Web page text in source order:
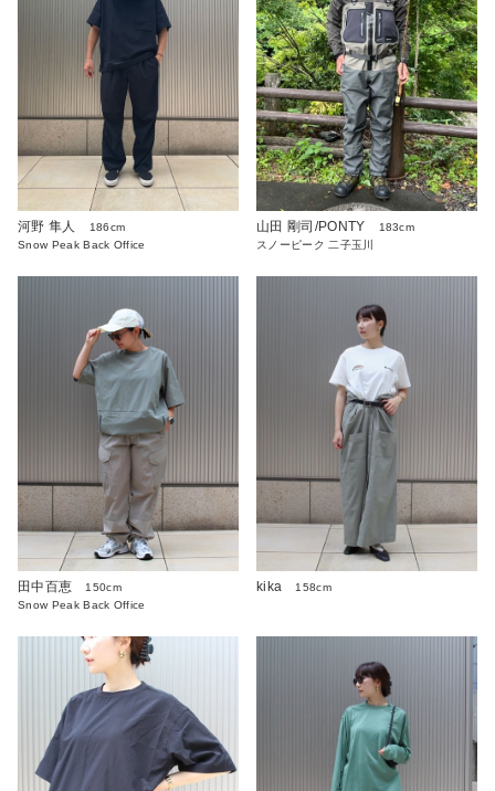
河野 隼人
186cm
Snow Peak Back Office
山田 剛司/PONTY
183cm
スノーピーク 二子玉川
田中百恵
150cm
Snow Peak Back Office
kika 158cm